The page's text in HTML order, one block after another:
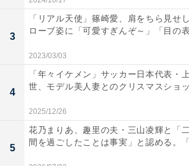
3
「リアル天使」篠崎愛、肩をちら見せ
ローブ姿に「可愛すぎんぞ～」「目の
2023/03/03
4
「年々イケメン」サッカー日本代表・
世、モデル美人妻とのクリスマスショ
2025/12/26
5
花乃まりあ、趣里の夫・三山凌輝と「
間を過ごしたことは事実」と認める。